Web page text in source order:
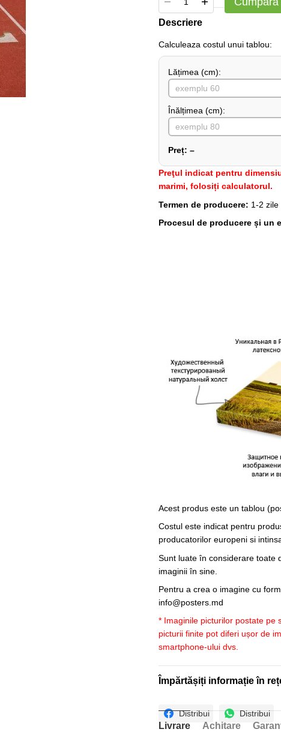
Descriere
Сalculeaza costul unui tablou:
Lățimea (сm):
Înălțimea (cm):
Preț: –
Preţul indicat pentru
marimi, folosiți calculatorul.
Termen de producere: 1-2
Procesul de producere și un
Acest produs este un tablou
Costul este indicat pentru
producatorilor europeni si
Sunt luate în considerare toate
imaginii în sine.
Pentru a crea o imagine cu
info@posters.md
* Imaginile picturilor postate pe
picturii finite pot diferi ușor de
smartphone-ului dvs.
Împărtășiți informație în
Distribui Distribui
Livrare Achitare